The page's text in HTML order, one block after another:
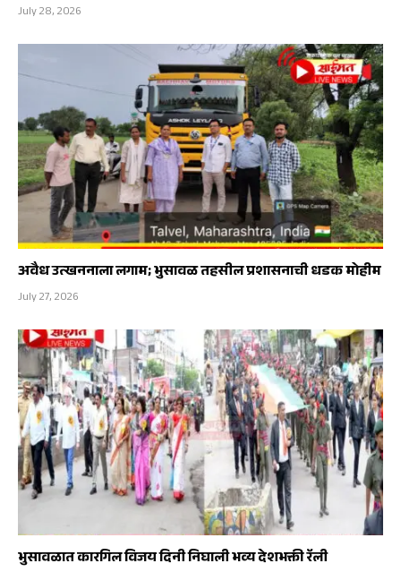
July 28, 2026
अवैध उत्खननाला लगाम; भुसावळ तहसील प्रशासनाची धडक मोहीम
July 27, 2026
भुसावळात कारगिल विजय दिनी निघाली भव्य देशभक्ती रॅली